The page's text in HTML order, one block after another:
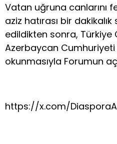
Vatan uğruna canlarını
aziz hatırası bir
edildikten sonra, Türkiye
Azerbaycan Cumhuriyeti
okunmasıyla Forumun
https://x.com/